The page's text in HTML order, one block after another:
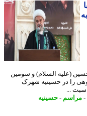
(علیه السلام) و سومین
در حسینیه شهرک
...
-حسینیه